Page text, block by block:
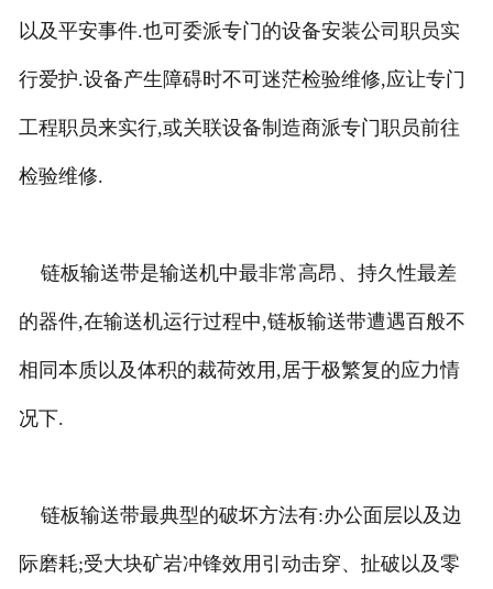
以及平安事件.也可委派专门的设备安装公司职员实
行爱护.设备产生障碍时不可迷茫检验维修,应让专门
工程职员来实行,或关联设备制造商派专门职员前往
检验维修.
链板输送带是输送机中最非常高昂、持久性最差
的器件,在输送机运行过程中,链板输送带遭遇百般不
相同本质以及体积的裁荷效用,居于极繁复的应力情
况下.
链板输送带最典型的破坏方法有:办公面层以及边
际磨耗;受大块矿岩冲锋效用引动击穿、扯破以及零